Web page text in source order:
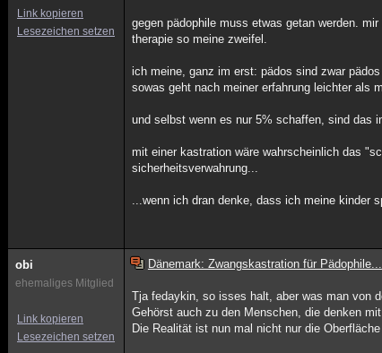
Link kopieren
Lesezeichen setzen
gegen pädophile muss etwas getan werden.
therapie so meine zweifel.
ich meine, ganz im erst: pädos sind zwar
sowas geht nach meiner erfahrung leichter als
und selbst wenn es nur 5% schaffen, sind das
mit einer kastration wäre wahrscheinlich das
sicherheitsverwahrung...
...wenn ich dran denke, dass ich meine kinder
obi
ehemaliges Mitglied
Link kopieren
Lesezeichen setzen
Dänemark: Zwangskastration für Pädophile...
Tja fedaykin, so isses halt, aber was man von
Gehörst auch zu den Menschen, die denken
Die Realität ist nun mal nicht nur die